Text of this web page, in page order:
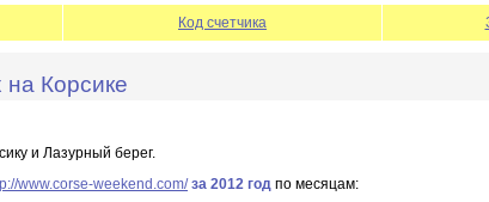
Код счетчика
Корсике
и Лазурный берег.
www.corse-weekend.com/ за 2012 год по месяцам: